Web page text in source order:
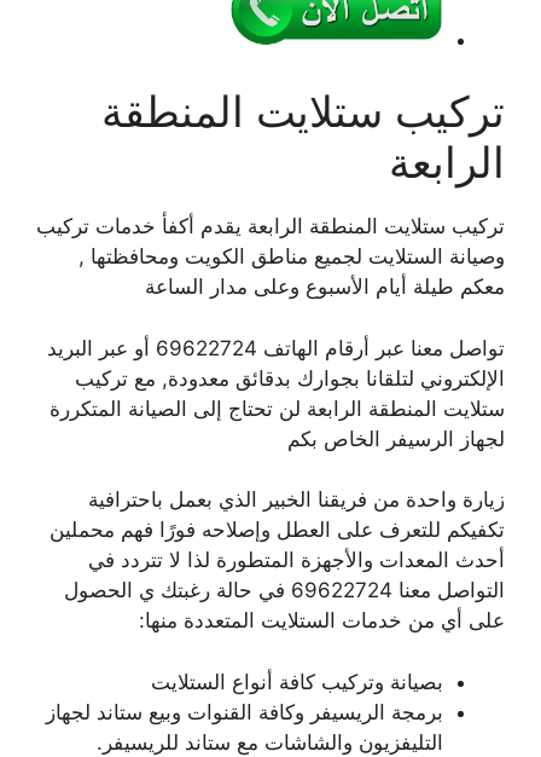
تركيب ستلايت المنطقة
الرابعة
تركيب ستلايت المنطقة الرابعة يقدم أكفأ خدمات تركيب
وصيانة الستلايت لجميع مناطق الكويت ومحافظتها ,
معكم طيلة أيام الأسبوع وعلى مدار الساعة
تواصل معنا عبر أرقام الهاتف 69622724 أو عبر البريد
الإلكتروني لتلقانا بجوارك بدقائق معدودة, مع تركيب
ستلايت المنطقة الرابعة لن تحتاج إلى الصيانة المتكررة
لجهاز الرسيفر الخاص بكم
زيارة واحدة من فريقنا الخبير الذي بعمل باحترافية
تكفيكم للتعرف على العطل وإصلاحه فورًا فهم محملين
أحدث المعدات والأجهزة المتطورة لذا لا تتردد في
التواصل معنا 69622724 في حالة رغبتك ي الحصول
على أي من خدمات الستلايت المتعددة منها:
بصيانة وتركيب كافة أنواع الستلايت
برمجة الريسيفر وكافة القنوات وبيع ستاند لجهاز
التليفزيون والشاشات مع ستاند للريسيفر.